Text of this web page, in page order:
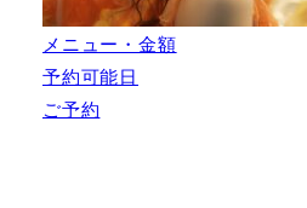
メニュー・金額
予約可能日
ご予約